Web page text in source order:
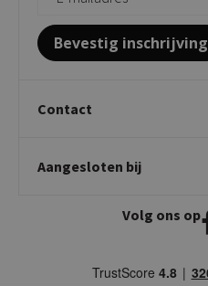
Bevestig inschrijving
Contact
Twijnstraweg 2
info@kickcollection.nl
Aangesloten bij
Volg ons op